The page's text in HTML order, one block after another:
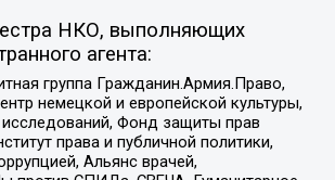
НКО, выполняющих
агента:
группа Гражданин.Армия.Право,
немецкой и европейской культуры,
Фонд защиты прав
права и публичной политики,
Альянс врачей,